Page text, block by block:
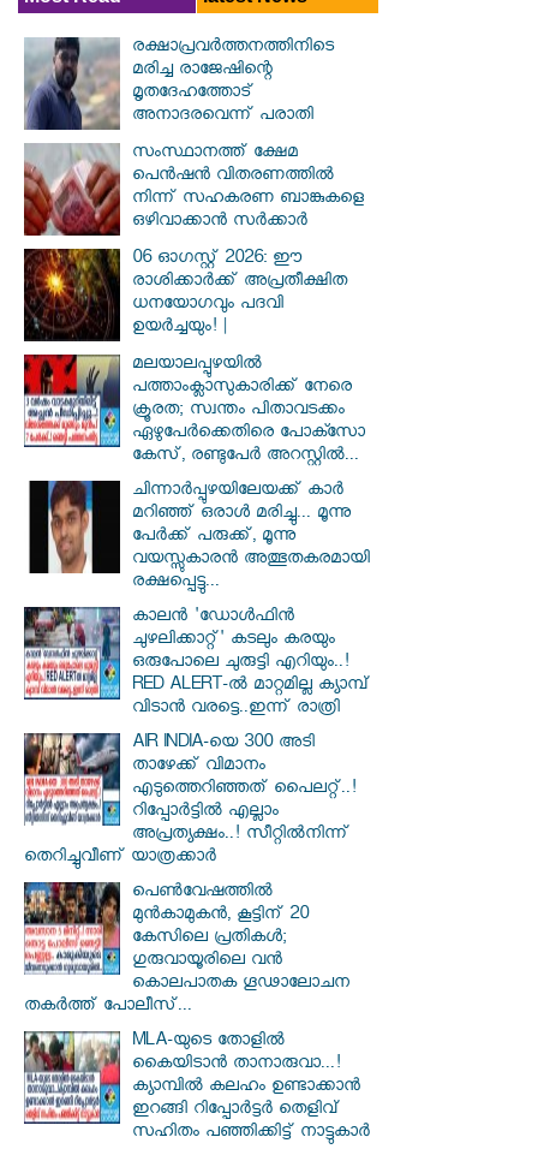
രക്ഷാപ്രവര്‍ത്തനത്തിനിടെ
മരിച്ച രാജേഷിന്റെ
മൃതദേഹത്തോട്
അനാദരവെന്ന് പരാതി
സംസ്ഥാനത്ത് ക്ഷേമ
പെൻഷൻ വിതരണത്തിൽ
നിന്ന് സഹകരണ ബാങ്കുകളെ
ഒഴിവാക്കാൻ സർക്കാർ
06 ഓഗസ്റ്റ് 2026: ഈ
രാശിക്കാർക്ക് അപ്രതീക്ഷിത
ധനയോഗവും പദവി
ഉയർച്ചയും! |
മലയാലപ്പുഴയിൽ
പത്താംക്ലാസുകാരിക്ക് നേരെ
ക്രൂരത; സ്വന്തം പിതാവടക്കം
ഏഴുപേർക്കെതിരെ പോക്സോ
കേസ്, രണ്ടുപേർ അറസ്റ്റിൽ...
ചിന്നാർപ്പുഴയിലേയക്ക് കാർ
മറിഞ്ഞ് ഒരാൾ മരിച്ചു... മൂന്നു
പേർക്ക് പരുക്ക്, മൂന്നു
വയസ്സുകാരൻ അത്ഭുതകരമായി
രക്ഷപ്പെട്ടു...
കാലൻ 'ഡോൾഫിൻ
ചുഴലിക്കാറ്റ്' കടലും കരയും
ഒരുപോലെ ചുരുട്ടി എറിയും..!
RED ALERT-ൽ മാറ്റമില്ല ക്യാമ്പ്
വിടാൻ വരട്ടെ..ഇന്ന് രാത്രി
AIR INDIA-യെ 300 അടി
താഴേക്ക് വിമാനം
എടുത്തെറിഞ്ഞത് പൈലറ്റ്..!
റിപ്പോർട്ടിൽ എല്ലാം
അപ്രത്യക്ഷം..! സീറ്റിൽനിന്ന്
തെറിച്ചുവീണ് യാത്രക്കാർ
പെൺവേഷത്തിൽ
മുൻകാമുകൻ, കൂട്ടിന് 20
കേസിലെ പ്രതികൾ;
ഗുരുവായൂരിലെ വൻ
കൊലപാതക ഗൂഢാലോചന
തകർത്ത് പോലീസ്...
MLA-യുടെ തോളിൽ
കൈയിടാൻ താനാരുവാ...!
ക്യാമ്പിൽ കലഹം ഉണ്ടാക്കാൻ
ഇറങ്ങി റിപ്പോർട്ടർ തെളിവ്
സഹിതം പഞ്ഞിക്കിട്ട് നാട്ടുകാർ